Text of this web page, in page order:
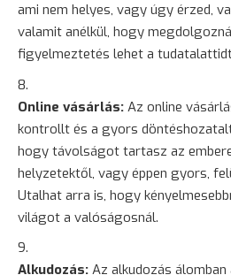
ami nem helyes, vagy úgy érzed,
valamit anélkül, hogy
figyelmeztetés lehet a
Online vásárlás: Az online
kontrollt és a gyors
hogy távolságot tartasz az
helyzetektől, vagy éppen gyors,
Utalhat arra is, hogy
világot a valóságosnál.
Alkudozás: Az alkudozás